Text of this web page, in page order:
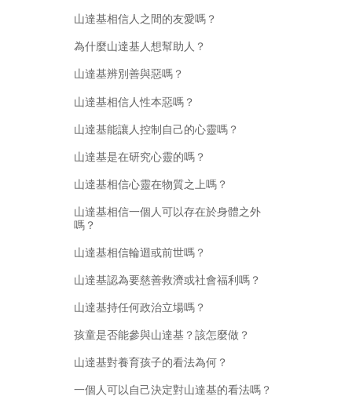
山達基相信人之間的友愛嗎？
為什麼山達基人想幫助人？
山達基辨別善與惡嗎？
山達基相信人性本惡嗎？
山達基能讓人控制自己的心靈嗎？
山達基是在研究心靈的嗎？
山達基相信心靈在物質之上嗎？
山達基相信一個人可以存在於身體之外
嗎？
山達基相信輪迴或前世嗎？
山達基認為要慈善救濟或社會福利嗎？
山達基持任何政治立場嗎？
孩童是否能參與山達基？該怎麼做？
山達基對養育孩子的看法為何？
一個人可以自己決定對山達基的看法嗎？